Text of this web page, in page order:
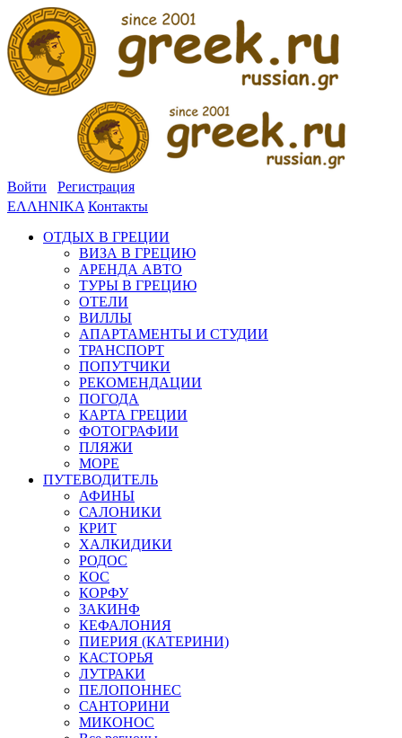
Войти
Регистрация
ΕΛΛΗΝΙΚΑ Контакты
ОТДЫХ В ГРЕЦИИ
ВИЗА В ГРЕЦИЮ
АРЕНДА АВТО
ТУРЫ В ГРЕЦИЮ
ОТЕЛИ
ВИЛЛЫ
АПАРТАМЕНТЫ И СТУДИИ
ТРАНСПОРТ
ПОПУТЧИКИ
РЕКОМЕНДАЦИИ
ПОГОДА
КАРТА ГРЕЦИИ
ФОТОГРАФИИ
ПЛЯЖИ
МОРЕ
ПУТЕВОДИТЕЛЬ
АФИНЫ
САЛОНИКИ
КРИТ
ХАЛКИДИКИ
РОДОС
КОС
КОРФУ
ЗАКИНФ
КЕФАЛОНИЯ
ПИЕРИЯ (КАТЕРИНИ)
КАСТОРЬЯ
ЛУТРАКИ
ПЕЛОПОННЕС
САНТОРИНИ
МИКОНОС